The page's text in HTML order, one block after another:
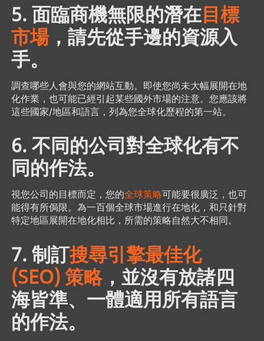
5. 面臨商機無限的潛在目標
市場，請先從手邊的資源入
手。
調查哪些人會與您的網站互動。即使您尚未大幅展開在地
化作業，也可能已經引起某些國外市場的注意。您應該將
這些國家/地區和語言，列為您全球化歷程的第一站。
6. 不同的公司對全球化有不
同的作法。
視您公司的目標而定，您的全球策略可能要很廣泛，也可
能得有所侷限。為一百個全球市場進行在地化，和只針對
特定地區展開在地化相比，所需的策略自然大不相同。
7. 制訂搜尋引擎最佳化
(SEO) 策略，並沒有放諸四
海皆準、一體適用所有語言
的作法。